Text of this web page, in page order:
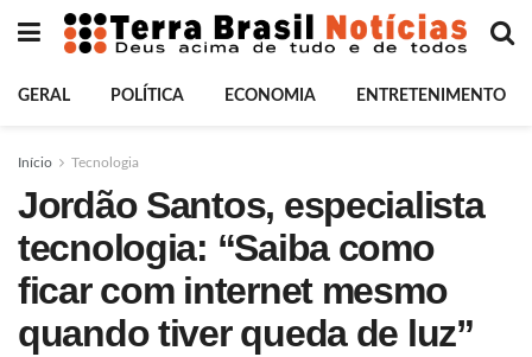
GERAL POLÍTICA ECONOMIA ENTRETENIMENTO
Início Tecnologia
Jordão Santos, especialista
tecnologia: “Saiba como
ficar com internet mesmo
quando tiver queda de luz”